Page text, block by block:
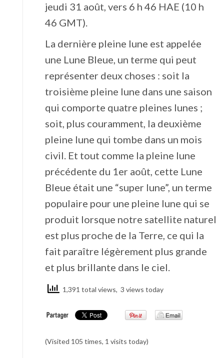
jeudi 31 août, vers 6 h 46 HAE (10 h
46 GMT).
La dernière pleine lune est appelée
une Lune Bleue, un terme qui peut
représenter deux choses : soit la
troisième pleine lune dans une saison
qui comporte quatre pleines lunes ;
soit, plus couramment, la deuxième
pleine lune qui tombe dans un mois
civil. Et tout comme la pleine lune
précédente du 1er août, cette Lune
Bleue était une “super lune”, un terme
populaire pour une pleine lune qui se
produit lorsque notre satellite naturel
est plus proche de la Terre, ce qui la
fait paraître légèrement plus grande
et plus brillante dans le ciel.
1,391 total views, 3 views today
(Visited 105 times, 1 visits today)